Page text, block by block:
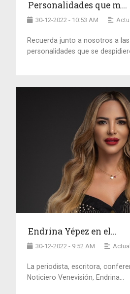
Personalidades que m...
30-12-2022 - 10:53 AM
Recuerda junto a nosotros a
personalidades que se
Endrina Yépez en el...
30-12-2022 - 9:52 AM
La periodista, escritora,
Noticiero Venevisión, Endrina...